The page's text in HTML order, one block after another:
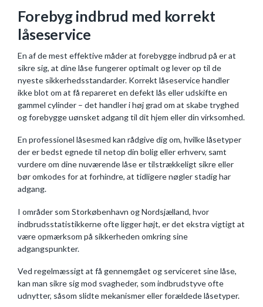
Forebyg indbrud med korrekt
låseservice
En af de mest effektive måder at forebygge indbrud på er at
sikre sig, at dine låse fungerer optimalt og lever op til de
nyeste sikkerhedsstandarder. Korrekt låseservice handler
ikke blot om at få repareret en defekt lås eller udskifte en
gammel cylinder – det handler i høj grad om at skabe tryghed
og forebygge uønsket adgang til dit hjem eller din virksomhed.
En professionel låsesmed kan rådgive dig om, hvilke låsetyper
der er bedst egnede til netop din bolig eller erhverv, samt
vurdere om dine nuværende låse er tilstrækkeligt sikre eller
bør omkodes for at forhindre, at tidligere nøgler stadig har
adgang.
I områder som Storkøbenhavn og Nordsjælland, hvor
indbrudsstatistikkerne ofte ligger højt, er det ekstra vigtigt at
være opmærksom på sikkerheden omkring sine
adgangspunkter.
Ved regelmæssigt at få gennemgået og serviceret sine låse,
kan man sikre sig mod svagheder, som indbrudstyve ofte
udnytter, såsom slidte mekanismer eller forældede låsetyper.